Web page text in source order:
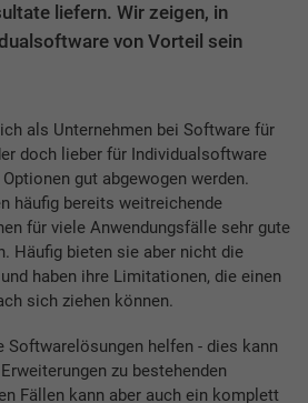
liefern. Wir zeigen, in
von Vorteil sein
als Unternehmen bei Software für
doch lieber für Individualsoftware
gut abgewogen werden.
häufig bereits weitreichende
für viele Anwendungsfälle sehr gute
Häufig bieten sie aber nicht die
haben ihre Limitationen, die einen
sich ziehen können.
Softwarelösungen helfen - dies kann
zu bestehenden
Fällen kann aber auch ein komplett